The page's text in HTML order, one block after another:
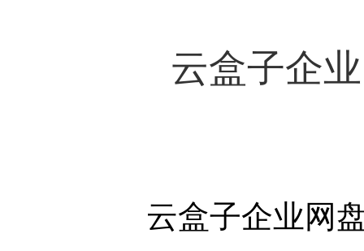
云盒子企
云盒子企业网